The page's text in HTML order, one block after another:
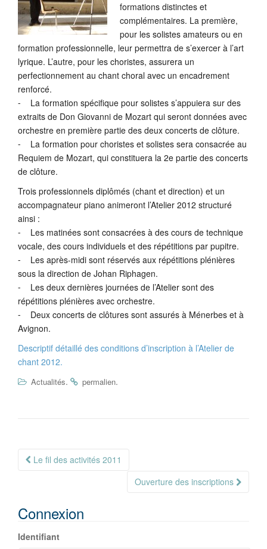
formations distinctes et
complémentaires. La première,
pour les solistes amateurs ou en
formation professionnelle, leur permettra de s’exercer à l’art
lyrique. L’autre, pour les choristes, assurera un
perfectionnement au chant choral avec un encadrement
renforcé.
⁃ La formation spécifique pour solistes s’appuiera sur des
extraits de Don Giovanni de Mozart qui seront données avec
orchestre en première partie des deux concerts de clôture.
⁃ La formation pour choristes et solistes sera consacrée au
Requiem de Mozart, qui constituera la 2e partie des concerts
de clôture.
Trois professionnels diplômés (chant et direction) et un
accompagnateur piano animeront l’Atelier 2012 structuré
ainsi :
⁃ Les matinées sont consacrées à des cours de technique
vocale, des cours individuels et des répétitions par pupitre.
⁃ Les après-midi sont réservés aux répétitions plénières
sous la direction de Johan Riphagen.
⁃ Les deux dernières journées de l’Atelier sont des
répétitions plénières avec orchestre.
⁃ Deux concerts de clôtures sont assurés à Ménerbes et à
Avignon.
Descriptif détaillé des conditions d’inscription à l’Atelier de
chant 2012.
Actualités. permalien.
Navigation
Le fil des activités 2011
Ouverture des inscriptions
Connexion
Identifiant